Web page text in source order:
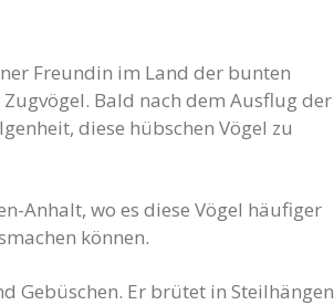
Freundin im Land der bunten
Bald nach dem Ausflug der
diese hübschen Vögel zu
Anhalt, wo es diese Vögel häufiger
können.
Gebüschen. Er brütet in Steilhängen